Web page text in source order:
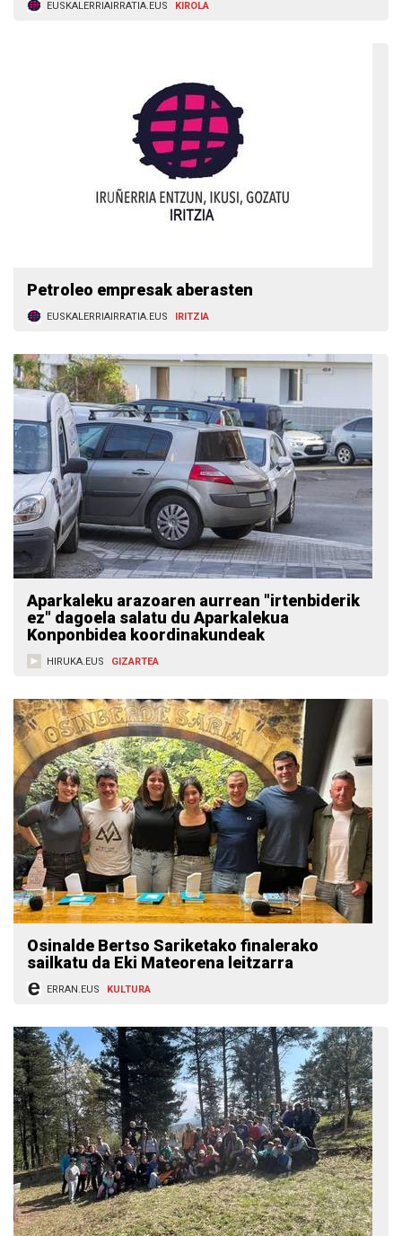
EUSKALERRIAIRRATIA.EUS KIROLA
Petroleo empresak aberasten
EUSKALERRIAIRRATIA.EUS IRITZIA
Aparkaleku arazoaren aurrean "irtenbiderik
ez" dagoela salatu du Aparkalekua
Konponbidea koordinakundeak
HIRUKA.EUS GIZARTEA
Osinalde Bertso Sariketako finalerako
sailkatu da Eki Mateorena leitzarra
ERRAN.EUS KULTURA